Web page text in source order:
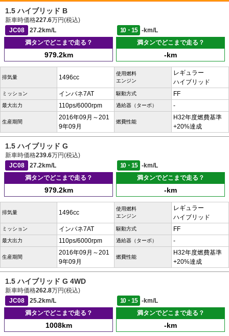
1.5 ハイブリッド B
新車時価格227.6万円(税込)
JC08
27.2km/L 10・15
-km/L
満タンでどこまで走る？
979.2km
満タンでどこまで走る？
-km
排気量 1496cc
使用燃料
エンジン
レギュラー
ハイブリッド
ミッション インパネ7AT 駆動方式 FF
最大出力 110ps/6000rpm 過給器（ターボ） -
生産期間
2016年09月～201
9年09月
燃費性能
H32年度燃費基準
+20%達成
1.5 ハイブリッド G
新車時価格239.6万円(税込)
JC08
27.2km/L 10・15
-km/L
満タンでどこまで走る？
979.2km
満タンでどこまで走る？
-km
排気量 1496cc
使用燃料
エンジン
レギュラー
ハイブリッド
ミッション インパネ7AT 駆動方式 FF
最大出力 110ps/6000rpm 過給器（ターボ） -
生産期間
2016年09月～201
9年09月
燃費性能
H32年度燃費基準
+20%達成
1.5 ハイブリッド G 4WD
新車時価格262.8万円(税込)
JC08
25.2km/L 10・15
-km/L
満タンでどこまで走る？
1008km
満タンでどこまで走る？
-km